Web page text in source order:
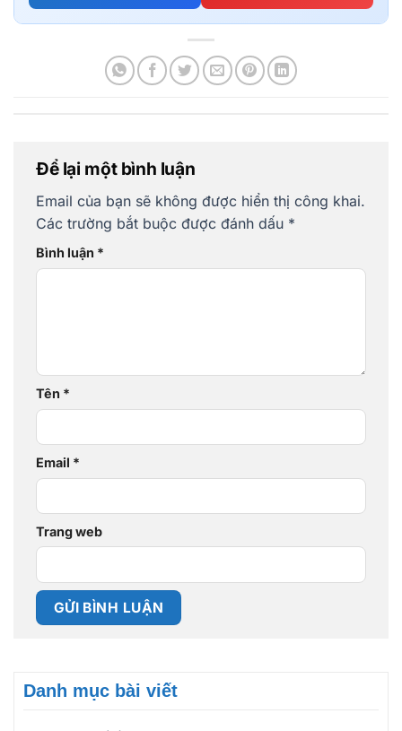
Để lại một bình luận
Email của bạn sẽ không được hiển thị công khai.
Các trường bắt buộc được đánh dấu *
Bình luận *
Tên *
Email *
Trang web
Danh mục bài viết